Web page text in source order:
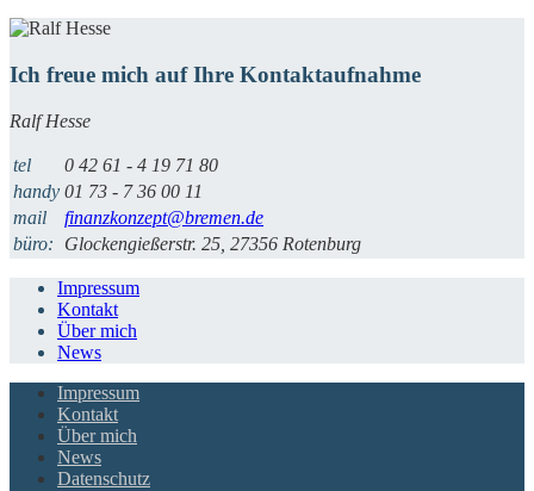
Ich freue mich auf Ihre Kontaktaufnahme
Ralf Hesse
tel
0 42 61 - 4 19 71 80
handy 01 73 - 7 36 00 11
mail
finanzkonzept@bremen.de
büro:
Glockengießerstr. 25, 27356 Rotenburg
Impressum
Kontakt
Über mich
News
Impressum
Kontakt
Über mich
News
Datenschutz